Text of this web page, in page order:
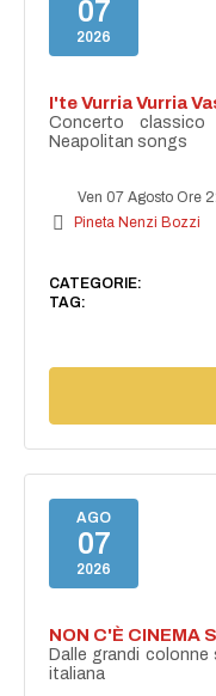
07
2026
I'te Vurria Vurria
Concerto
Neapolitan songs
Ven 07 Agosto Ore
Pineta Nenzi Bozzi
CATEGORIE:
TAG:
AGO
07
2026
NON C'È CINEMA
Dalle grandi
italiana